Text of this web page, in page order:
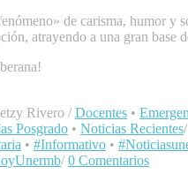
de carisma, humor y
atrayendo a una gran base
Rivero / Docentes •
Posgrado • Noticias Recientes/
• #Informativo •
/ 0 Comentarios